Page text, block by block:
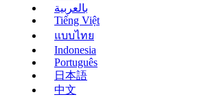
بالعربية
Tiếng Việt
แบบไทย
Indonesia
Português
日本語
中文